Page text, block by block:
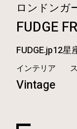
ロンドンガ
FUDGE
FUDGE.jp12
インテリア
Vintage